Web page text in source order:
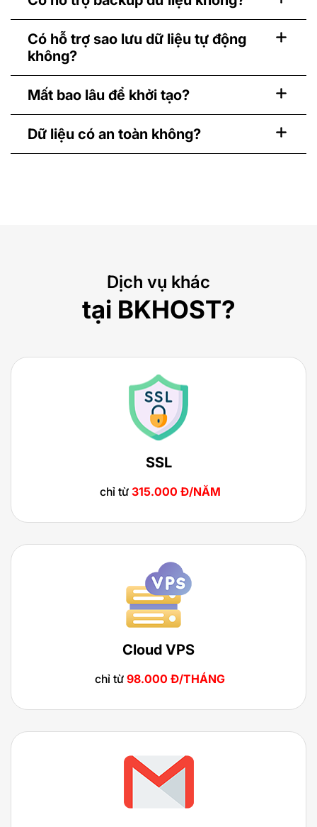
Có hỗ trợ sao lưu dữ liệu tự động
không?
Mất bao lâu để khởi tạo?
Dữ liệu có an toàn không?
Dịch vụ khác
tại BKHOST?
SSL
chỉ từ 315.000 Đ/NĂM
Cloud VPS
chỉ từ 98.000 Đ/THÁNG